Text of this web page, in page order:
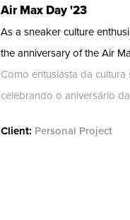
Air Max Day '23
As a sneaker culture
the anniversary of the Air
Como entusiasta da
celebrando o aniversário
Client: Personal Project